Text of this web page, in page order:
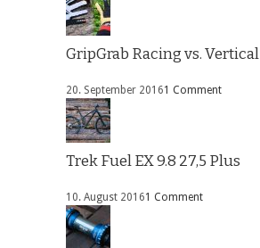
GripGrab Racing vs. Vertical
20. September 20161 Comment
Trek Fuel EX 9.8 27,5 Plus
10. August 20161 Comment